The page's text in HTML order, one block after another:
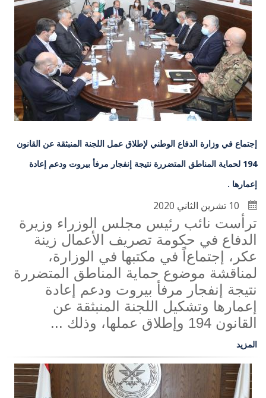
إجتماع في وزارة الدفاع الوطني لإطلاق عمل اللجنة المنبثقة عن القانون
194 لحماية المناطق المتضررة نتيجة إنفجار مرفأ بيروت ودعم إعادة
إعمارها .
ترأست نائب رئيس مجلس الوزراء وزيرة
الدفاع في حكومة تصريف الأعمال زينة
عكر، إجتماع في مكتبها في الوزارة،
لمناقشة موضوع حماية المناطق المتضررة
نتيجة إنفجار مرفأ بيروت ودعم إعادة
إعمارها وتشكيل اللجنة المنبثقة عن
القانون 194 وإطلاق عملها، وذلك ...
المزيد